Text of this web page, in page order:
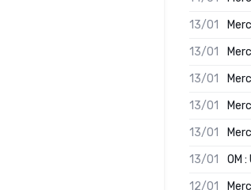
13/01
13/01
13/01
13/01
13/01
13/01
OM
12/01